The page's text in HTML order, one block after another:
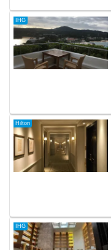
IHG
Hilton
IHG